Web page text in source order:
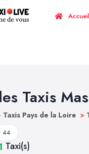
Accueil
Taxis
Taxis Pays de la Loire >
44
Taxi(s)